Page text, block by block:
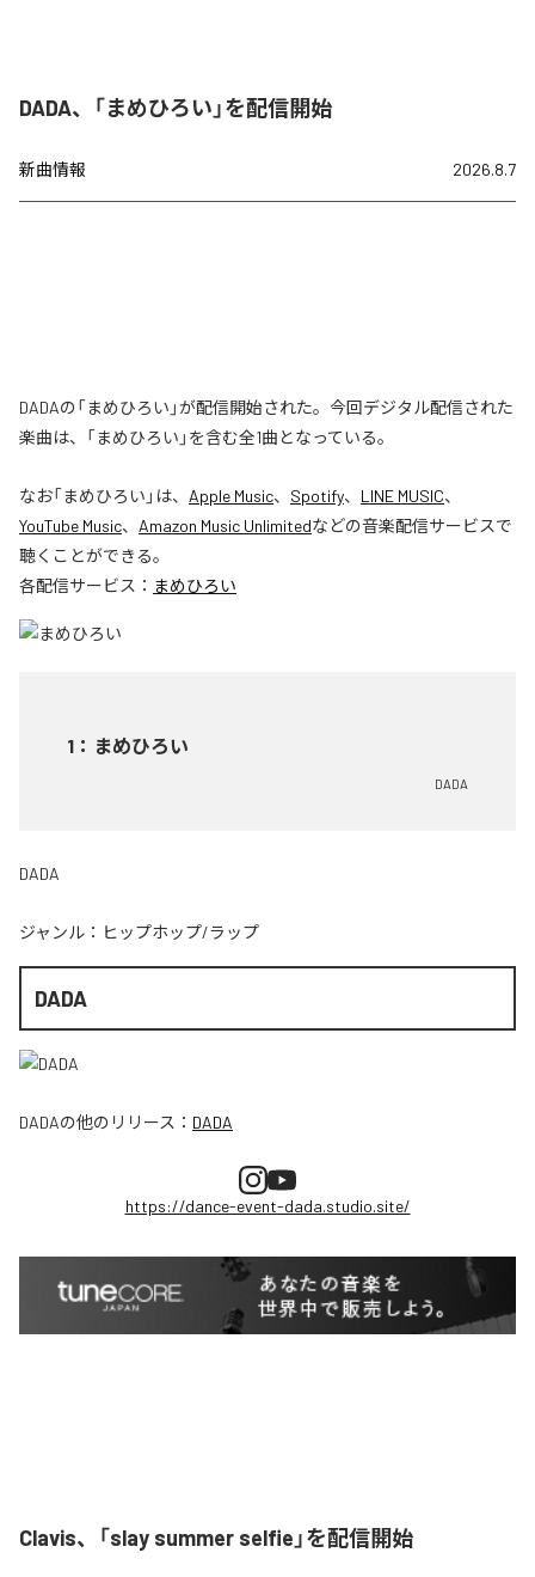
DADA、「まめひろい」を配信開始
新曲情報 2026.8.7
DADAの「まめひろい」が配信開始された。今回デジタル配信された
楽曲は、「まめひろい」を含む全1曲となっている。
なお「まめひろい 」は、 Apple Music、 Spotify、 LINE MUSIC、
YouTube Music、 Amazon Music Unlimitedなどの音楽配信サービスで
聴くことができる。
各配信サービス： まめひろい
1 ： まめひろい
DADA
DADA
ジャンル： ヒップホップ/ラップ
DADA
DADAの他のリリース： DADA
https://dance-event-dada.studio.site/
Clavis、「slay summer selfie」を配信開始